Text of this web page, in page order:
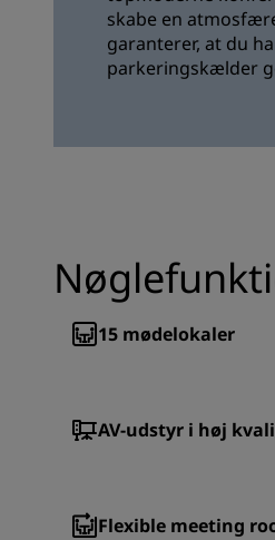
skabe en
garanterer, at du
parkeringskælder
15 mødelokaler
AV-udstyr i høj
Flexible meeting